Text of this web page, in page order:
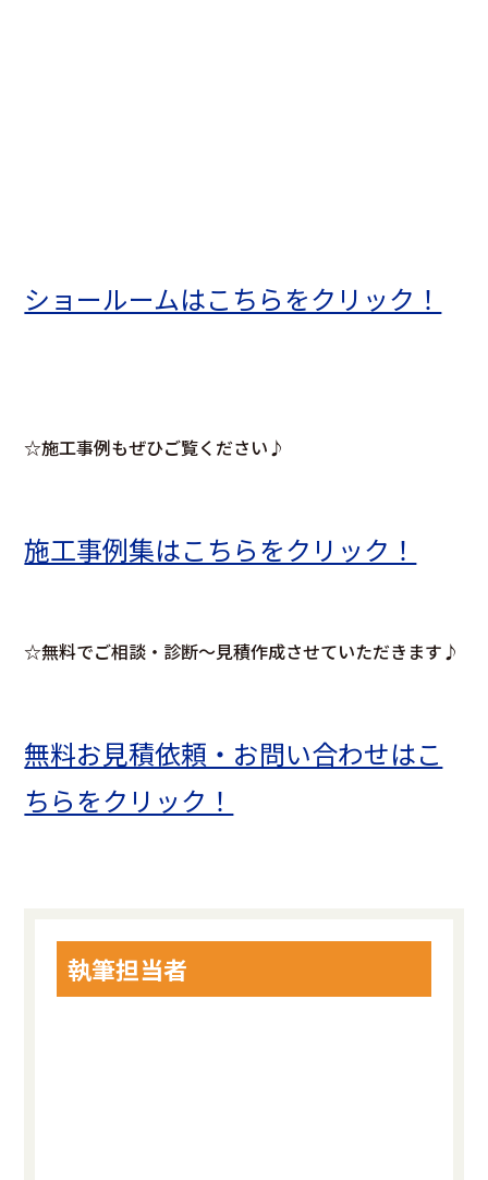
ショールームはこちらをクリック！
☆施工事例もぜひご覧ください♪
施工事例集はこちらをクリック！
☆無料でご相談・診断～見積作成させていただきます♪
無料お見積依頼・お問い合わせはこ
ちらをクリック！
執筆担当者